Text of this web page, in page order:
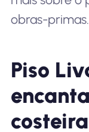
obras-primas.
Piso
costeira